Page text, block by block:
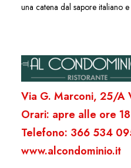
una catena dal sapore italiano
Via G. Marconi, 25/A
Orari: apre alle ore 18
Telefono: 366 534
www.alcondominio.it